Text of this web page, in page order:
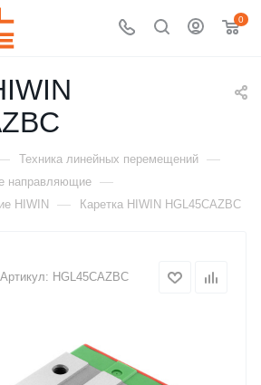
0
Техника линейных перемещений —
направляющие —
HIWIN — Каретка HIWIN HGL45CAZBC
Артикул: HGL45CAZBC